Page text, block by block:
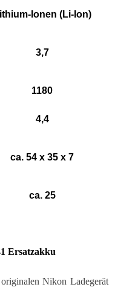
Ionen (Li-Ion)
3,7
1180
4,4
ca. 54 x 35 x 7
ca. 25
Ersatzakku
Nikon Ladegerät